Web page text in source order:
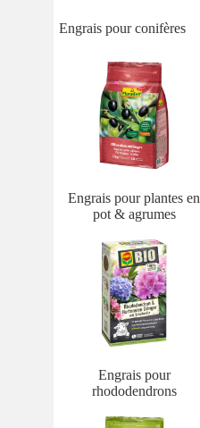
Engrais pour conifères
Engrais pour plantes en
pot & agrumes
Engrais pour
rhododendrons